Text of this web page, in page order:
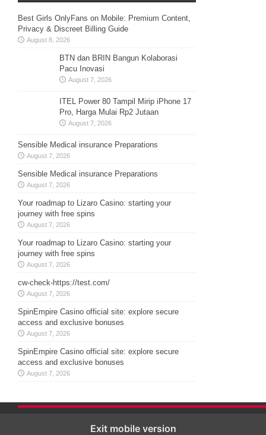
Best Girls OnlyFans on Mobile: Premium Content,
Privacy & Discreet Billing Guide
August 8, 2026
BTN dan BRIN Bangun Kolaborasi
Pacu Inovasi
August 7, 2026
ITEL Power 80 Tampil Mirip iPhone 17
Pro, Harga Mulai Rp2 Jutaan
August 7, 2026
Sensible Medical insurance Preparations
August 7, 2026
Sensible Medical insurance Preparations
August 7, 2026
Your roadmap to Lizaro Casino: starting your
journey with free spins
August 7, 2026
Your roadmap to Lizaro Casino: starting your
journey with free spins
August 7, 2026
cw-check-https://test.com/
August 7, 2026
SpinEmpire Casino official site: explore secure
access and exclusive bonuses
August 7, 2026
SpinEmpire Casino official site: explore secure
access and exclusive bonuses
August 7, 2026
Exit mobile version